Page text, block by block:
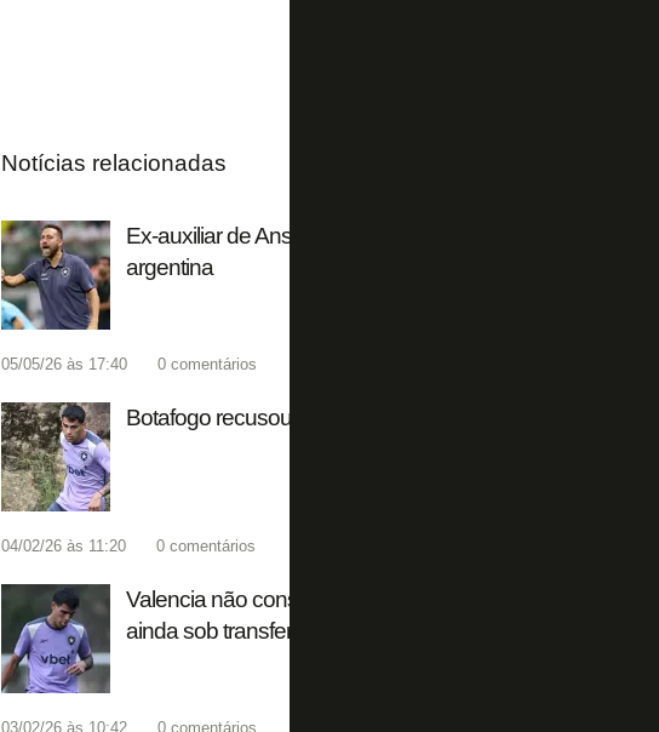
Notícias relacionadas
Ex-auxiliar de Anselmi no Botafogo assume como
argentina
05/05/26 às 17:40 0 comentários
Botafogo recusou proposta de empréstimo do Valencia
04/02/26 às 11:20 0 comentários
Valencia não consegue concluir negociação, e Lucas
ainda sob transfer ban
03/02/26 às 10:42 0 comentários